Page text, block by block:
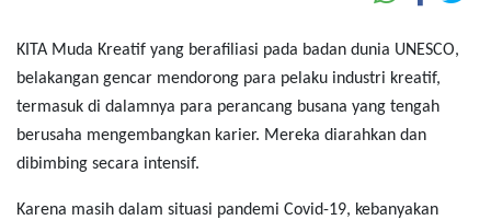
KITA Muda Kreatif yang berafiliasi pada badan dunia UNESCO,
belakangan gencar mendorong para pelaku industri kreatif,
termasuk di dalamnya para perancang busana yang tengah
berusaha mengembangkan karier. Mereka diarahkan dan
dibimbing secara intensif.
Karena masih dalam situasi pandemi Covid-19, kebanyakan